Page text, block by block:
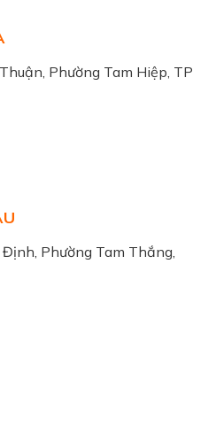
Phường Tam Hiệp, TP
Phường Tam Thắng,